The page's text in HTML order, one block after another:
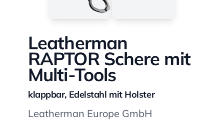
Leatherman
RAPTOR Schere mit
Multi-Tools
klappbar, Edelstahl mit Holster
Leatherman Europe GmbH